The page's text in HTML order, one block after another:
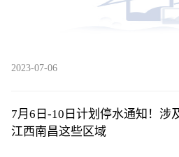
2023-07-06
7月6日-10日计划停水通知！涉
江西南昌这些区域